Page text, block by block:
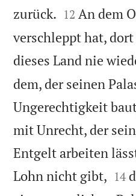
zurück. 

12 An dem
verschleppt hat,
dieses Land nie
dem, der seinen
Ungerechtigkeit
mit Unrecht, der
Entgelt arbeiten
Lohn nicht gibt, 

14